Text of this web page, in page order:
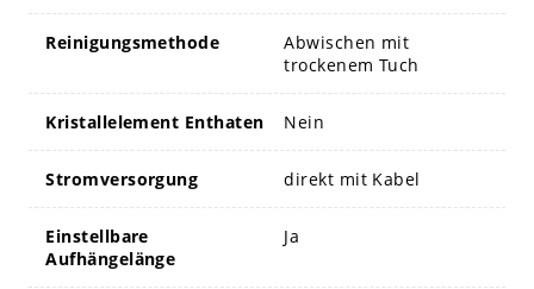
Reinigungsmethode
Abwischen mit
trockenem Tuch
Kristallelement Enthaten Nein
Stromversorgung direkt mit Kabel
Einstellbare
Aufhängelänge
Ja